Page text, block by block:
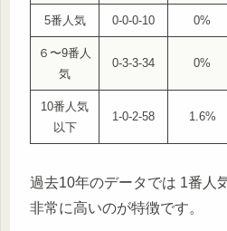
5番人気 0-0-0-10 0%
６〜9番人
気
0-3-3-34 0%
10番人気
以下
1-0-2-58 1.6%
過去10年のデータでは 1番人
非常に高いのが特徴です。